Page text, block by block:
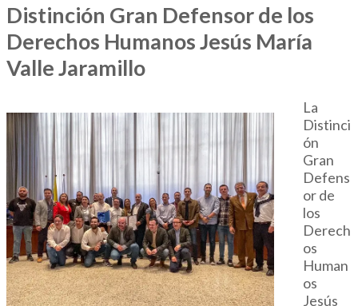
Distinción Gran Defensor de los
Derechos Humanos Jesús María
Valle Jaramillo
La
Distinci
ón
Gran
Defens
or de
los
Derech
os
Human
os
Jesús